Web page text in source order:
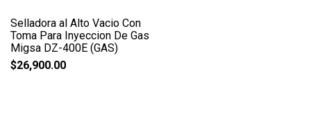
Selladora al Alto Vacio Con
Toma Para Inyeccion De Gas
Migsa DZ-400E (GAS)
$26,900.00